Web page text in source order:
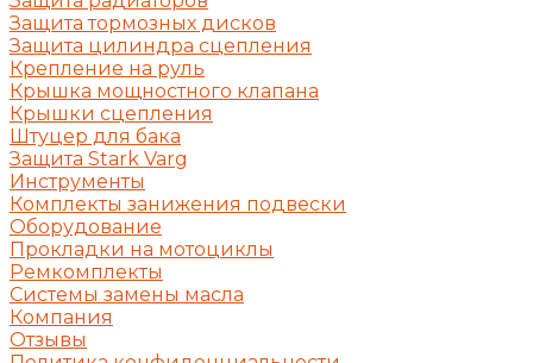
Защита тормозных дисков
Защита цилиндра сцепления
Крепление на руль
Крышка мощностного клапана
Крышки сцепления
Штуцер для бака
Защита Stark Varg
Инструменты
Комплекты занижения подвески
Оборудование
Прокладки на мотоциклы
Ремкомплекты
Системы замены масла
Компания
Отзывы